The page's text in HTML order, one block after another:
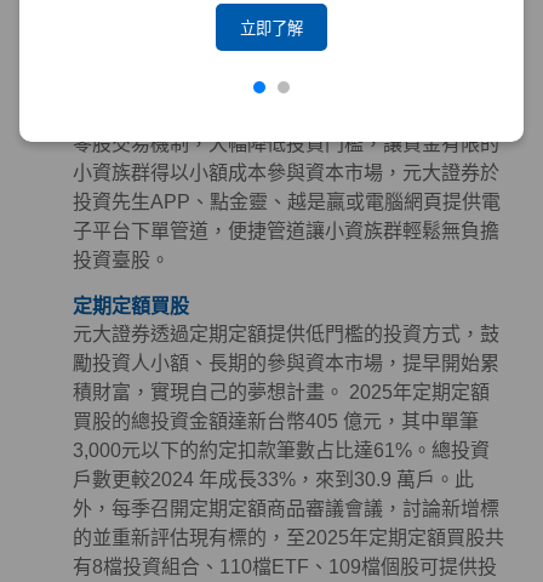
立即了解
續價值，透過小額、數位、自動化服務降低門檻並
零股交易機制，大幅降低投資門檻，讓資金有限的
小資族群得以小額成本參與資本市場，元大證券於
投資先生APP、點金靈、越是贏或電腦網頁提供電
子平台下單管道，便捷管道讓小資族群輕鬆無負擔
投資臺股。
定期定額買股
元大證券透過定期定額提供低門檻的投資方式，鼓
勵投資人小額、長期的參與資本市場，提早開始累
積財富，實現自己的夢想計畫。 2025年定期定額
買股的總投資金額達新台幣405 億元，其中單筆
3,000元以下的約定扣款筆數占比達61%。總投資
戶數更較2024 年成長33%，來到30.9 萬戶。此
外，每季召開定期定額商品審議會議，討論新增標
的並重新評估現有標的，至2025年定期定額買股共
有8檔投資組合、110檔ETF、109檔個股可提供投